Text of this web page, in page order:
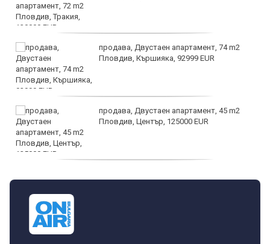
продава, Двустаен апартамент, 74 m2
Пловдив, Кършияка, 92999 EUR
продава, Двустаен апартамент, 45 m2
Пловдив, Център, 125000 EUR